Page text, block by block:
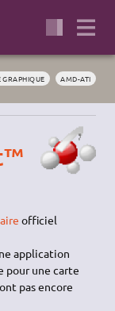
GRAPHIQUE AMD-ATI
officiel
application
pour une carte
pas encore